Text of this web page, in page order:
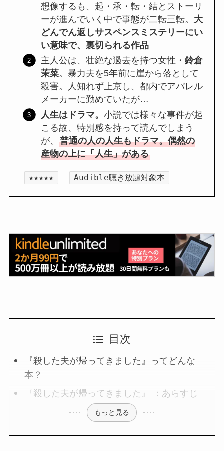
想像するも、起・承・転・結とストーリ
ーが進んでいく中で事態が二転三転。 大
どんでん返しサスペンスミステリーにい
い意味で、裏切られる作品
主人公は、壮絶な過去を持つ女性・ 鈴倉
茉菜。暴力夫を5年前に崖から落として
殺害。人知れず上京し、都内でアパレル
メーカーに勤めていたが…
人生はドラマ。 小説では様々な事件が起
こる故、特別感を持って読んでしまう
が、 普通の人の人生もドラマ。偶然の
産物の上に「人生」がある
★★★★★ Audible聴き放題対象本
目次
『殺した夫が帰ってきました』ってどんな
本？
『殺した夫が帰ってきました』 ：あらすじ
もっと見る